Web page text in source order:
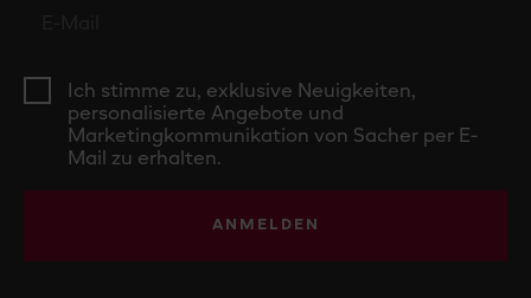
Ich stimme zu, exklusive Neuigkeiten,
personalisierte Angebote und
Marketingkommunikation von Sacher per E-
Mail zu erhalten.
ANMELDEN